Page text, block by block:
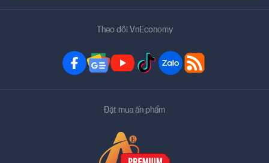
Theo dõi VnEconomy
Đặt mua ấn phẩm